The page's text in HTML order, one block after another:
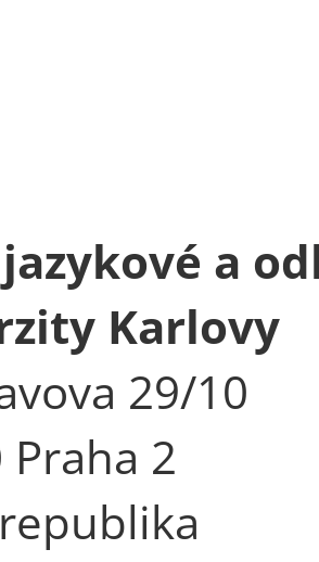
a
Karlovy
29/10
Praha 2